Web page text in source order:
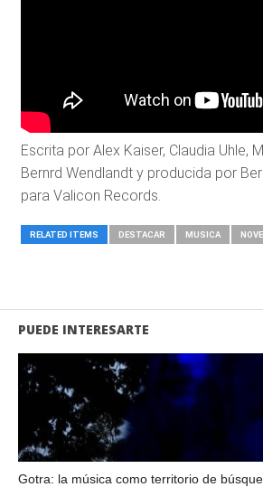
Escrita por Alex Kaiser, Claudia Uhle,
Bernrd Wendlandt y producida por
para Valicon Records.
RELATED ITEMS DESTACAR MUSICA
PUEDE INTERESARTE
Gotra: la música como territorio de